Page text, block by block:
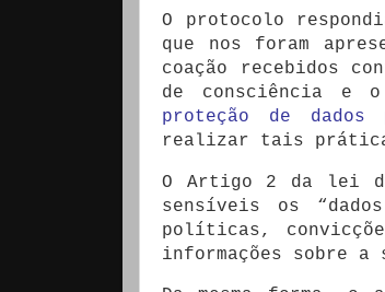
O protocolo
que nos foram
coação recebidos
de consciência e
proteção de dados
realizar tais
O Artigo 2 da lei de
sensíveis os
políticas,
informações sobre a